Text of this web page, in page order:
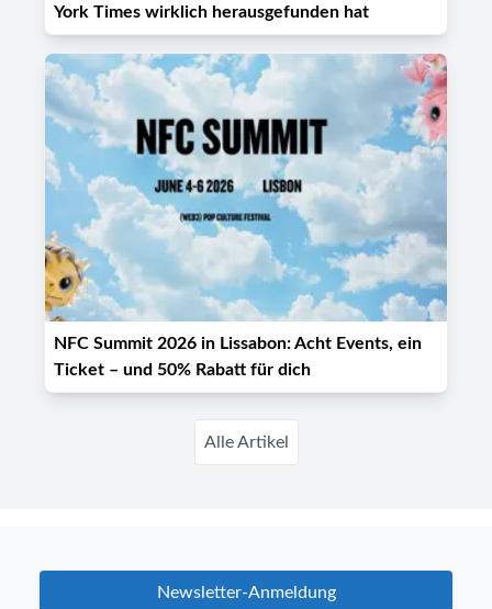
York Times wirklich herausgefunden hat
NFC Summit 2026 in Lissabon: Acht Events, ein
Ticket – und 50% Rabatt für dich
Alle Artikel
Newsletter-Anmeldung